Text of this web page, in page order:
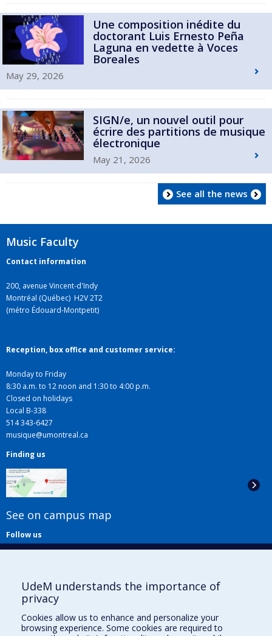
Une composition inédite du
doctorant Luis Ernesto Peña
Laguna en vedette à Voces
Boreales
May 29, 2026
SIGN/e, un nouvel outil pour
écrire des partitions de musique
électronique
May 21, 2026
See all the news
Music Faculty
Contact information
200, avenue Vincent-d'Indy
Montréal (Québec) H2V 2T2
(métro Édouard-Montpetit)
Reception, box office and customer service:
Monday to Friday
8:30 a.m. to 12 noon and 1:30 to 4:00 p.m.
Closed on holidays
Local B-338
514 343-6427
musique@umontreal.ca
Finding us
See on campus map
Follow us
Useful links
UdeM understands the importance of
privacy
Cookies allow us to enhance and personalize your
browsing experience. Some cookies are required to